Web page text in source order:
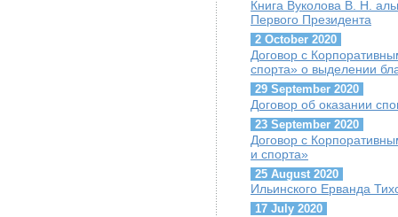
Книга Вуколова В. Н.
Первого Президента
2 October 2020
Договор с
спорта» о выделении
29 September 2020
Договор об оказании
23 September 2020
Договор с
и спорта»
25 August 2020
Ильинского Ерванда
17 July 2020